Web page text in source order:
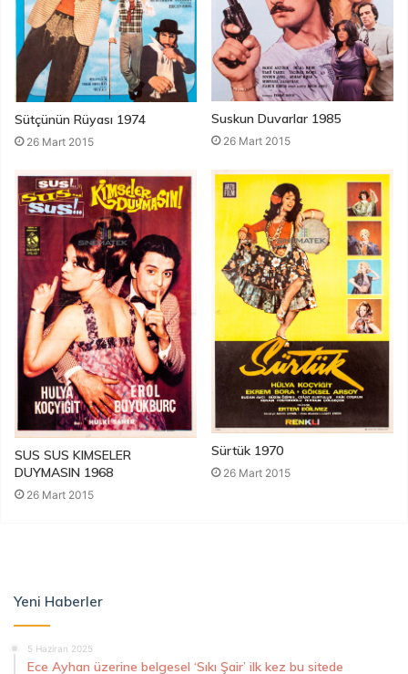
Sütçünün Rüyası 1974
26 Mart 2015
Suskun Duvarlar 1985
26 Mart 2015
SUS SUS KIMSELER
DUYMASIN 1968
26 Mart 2015
Sürtük 1970
26 Mart 2015
Yeni Haberler
5 Haziran 2025
Ece Ayhan üzerine belgesel ‘Sıkı Şair’ ilk kez bu sitede